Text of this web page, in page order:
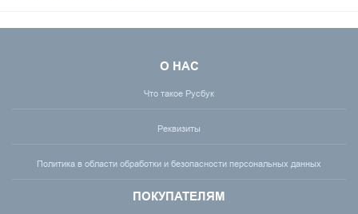
О НАС
Что такое Русбук
Реквизиты
Политика в области обработки и безопасности персональных данных
ПОКУПАТЕЛЯМ